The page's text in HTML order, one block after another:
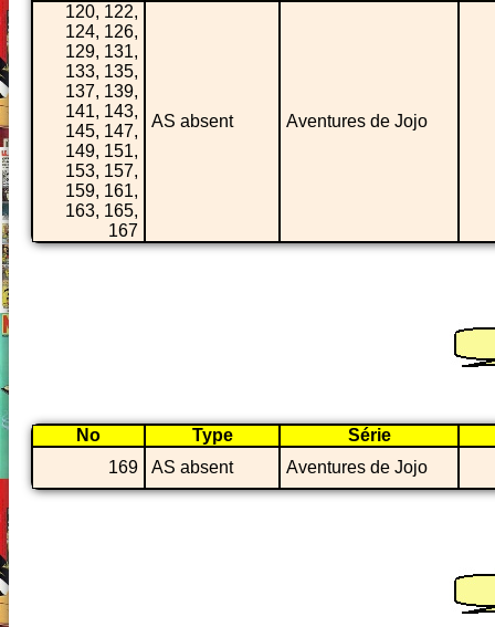
120, 122,
124, 126,
129, 131,
133, 135,
137, 139,
141, 143,
145, 147,
149, 151,
153, 157,
159, 161,
163, 165,
167
AS absent Aventures de Jojo
No Type
Série
169
AS absent Aventures de Jojo